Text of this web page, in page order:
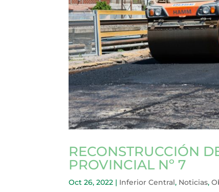
RECONSTRUCCIÓN
PROVINCIAL Nº 7
Oct 26, 2022 | Inferior Central, Noticias,